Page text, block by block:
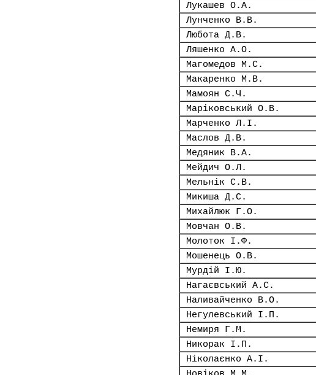
Лукашев О.А.
Лунченко В.В.
Любота Д.В.
Ляшенко А.О.
Магомедов М.С.
Макаренко М.В.
Мамоян С.Ч.
Маріковський О.В.
Марченко Л.І.
Маслов Д.В.
Медяник В.А.
Мейдич О.Л.
Мельнік С.В.
Микиша Д.С.
Михайлюк Г.О.
Мовчан О.В.
Молоток І.Ф.
Мошенець О.В.
Мурдій І.Ю.
Нагаєвський А.С.
Наливайченко В.О.
Негулевський І.П.
Немиря Г.М.
Никорак І.П.
Ніколаєнко А.І.